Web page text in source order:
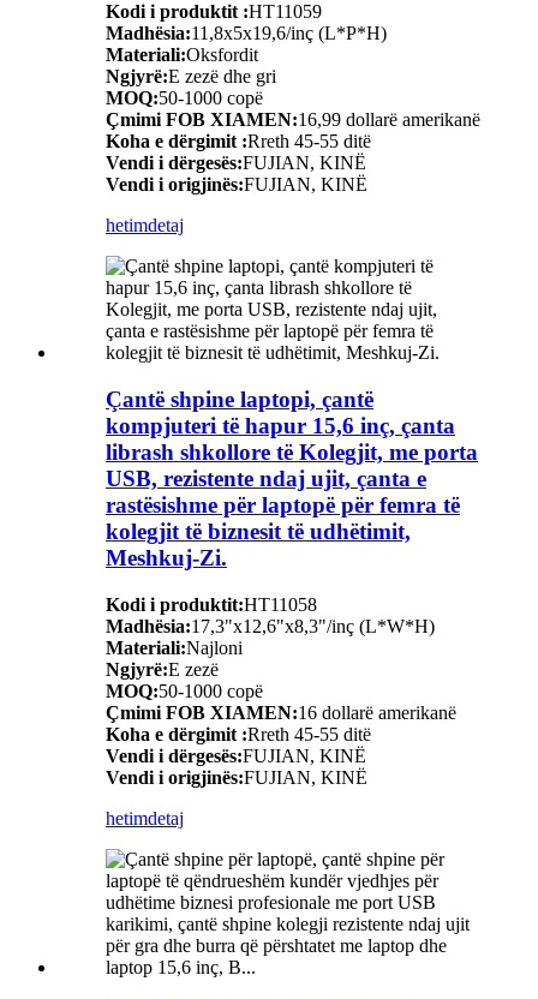
Kodi i produktit :HT11059
Madhësia:11,8x5x19,6/inç (L*P*H)
Materiali:Oksfordit
Ngjyrë:E zezë dhe gri
MOQ:50-1000 copë
Çmimi FOB XIAMEN:16,99 dollarë amerikanë
Koha e dërgimit :Rreth 45-55 ditë
Vendi i dërgesës:FUJIAN, KINË
Vendi i origjinës:FUJIAN, KINË
hetimdetaj
Çantë shpine laptopi, çantë
kompjuteri të hapur 15,6 inç, çanta
librash shkollore të Kolegjit, me porta
USB, rezistente ndaj ujit, çanta e
rastësishme për laptopë për femra të
kolegjit të biznesit të udhëtimit,
Meshkuj-Zi.
Kodi i produktit:HT11058
Madhësia:17,3"x12,6"x8,3"/inç (L*W*H)
Materiali:Najloni
Ngjyrë:E zezë
MOQ:50-1000 copë
Çmimi FOB XIAMEN:16 dollarë amerikanë
Koha e dërgimit :Rreth 45-55 ditë
Vendi i dërgesës:FUJIAN, KINË
Vendi i origjinës:FUJIAN, KINË
hetimdetaj